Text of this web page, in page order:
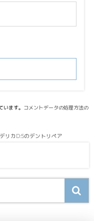
ます。 コメントデータの処理方法の
デリカD:5のデントリペア